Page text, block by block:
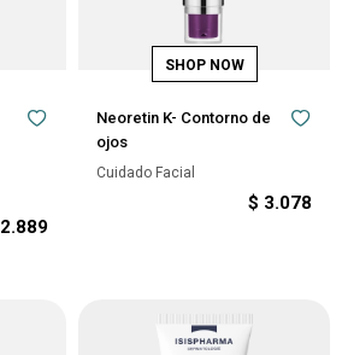
2.889
Neoretin K- Contorno de
ojos
Cuidado Facial
$ 3.078